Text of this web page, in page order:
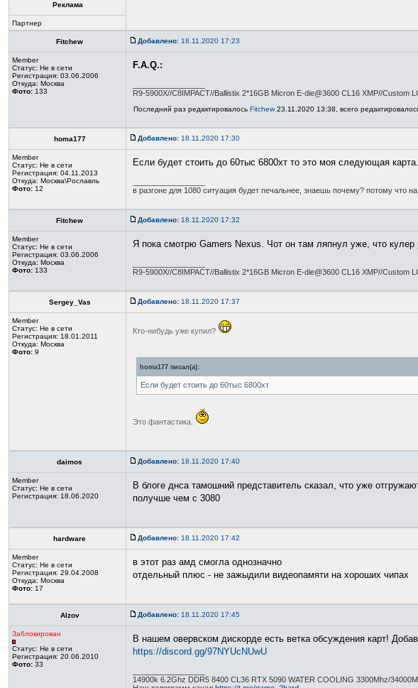
Реклама
Партнер
Fitchew Добавлено: 18.11.2020 17:23
Member
Статус: Не в сети
Регистрация: 03.06.2006
Откуда: Москва
Фото: 133
F.A.Q.:
R9-5900X//C8IMPACT//Ballistix 2*16GB Micron E-die@3600 CL16 XMP//Custom
Последний раз редактировалось Fitchew 23.11.2020 13:38, всего
homa177 Добавлено: 18.11.2020 17:30
Member
Статус: Не в сети
Регистрация: 04.11.2013
Откуда: Москва\Рославль
Фото: 12
Если будет стоить до 60тыс 6800хт то это моя следующая
в разгоне для 1080 ситуация будет печальнее, знаешь почему? потому что
Fitchew Добавлено: 18.11.2020 17:32
Member
Статус: Не в сети
Регистрация: 03.06.2006
Откуда: Москва
Фото: 133
Я пока смотрю Gamers Nexus. Чот он там ляпнул уже, что
R9-5900X//C8IMPACT//Ballistix 2*16GB Micron E-die@3600 CL16 XMP//Custom
Sergey_Vas Добавлено: 18.11.2020 17:37
Member
Статус: Не в сети
Регистрация: 18.01.2011
Откуда: Москва
Фото: 9
Кто-нибудь уже купил?
homa177 писал(а):
Если будет стоить до 60тыс 6800хт
Это фантастика.
daimos Добавлено: 18.11.2020 17:40
Member
Статус: Не в сети
Регистрация: 18.06.2020
В блоге днса тамошний представитель сказал, что уже
получше чем с 3080
hardware Добавлено: 18.11.2020 17:42
Member
Статус: Не в сети
Регистрация: 29.04.2008
Откуда: Москва
Фото: 17
в этот раз амд смогла однозначно
отдельный плюс - не зажыдили видеопамяти на хороших чипах
Alzov Добавлено: 18.11.2020 17:45
Заблокирован
Статус: Не в сети
Регистрация: 20.06.2010
Фото: 33
В нашем овервском дискорде есть ветка обсуждения карт!
https://discord.gg/97NYUcNUwU
14900k 6.2Ghz DDR5 8400 CL36 RTX 5090 WATER COOLING 3300Mhz/